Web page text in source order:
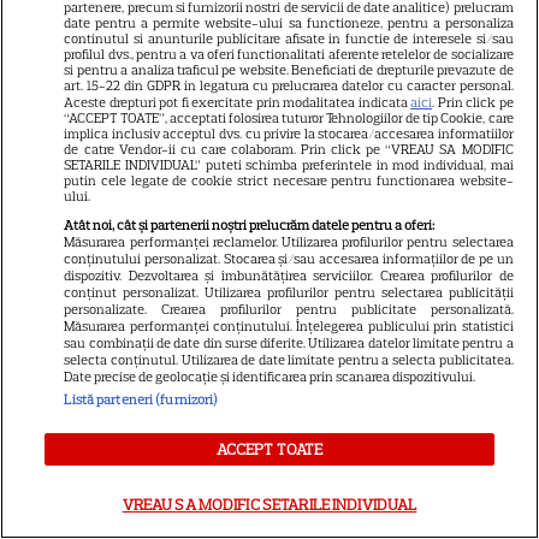
Sitemap
NUMĂRUL CURENT
ABONEAZA-TE LA REVISTĂ
Libertatea
Libertatea pentru femei
Știri mondene
Elle
partenere, precum si furnizorii nostri de servicii de date analitice) prelucram
date pentru a permite website-ului sa functioneze, pentru a personaliza
continutul si anunturile publicitare afisate in functie de interesele si/sau
profilul dvs., pentru a va oferi functionalitati aferente retelelor de socializare
si pentru a analiza traficul pe website. Beneficiati de drepturile prevazute de
art. 15-22 din GDPR in legatura cu prelucrarea datelor cu caracter personal.
Aceste drepturi pot fi exercitate prin modalitatea indicataaici. Prin click pe
“ACCEPT TOATE”, acceptati folosirea tuturor Tehnologiilor de tip Cookie, care
implica inclusiv acceptul dvs. cu privire la stocarea/accesarea informatiilor
de catre Vendor-ii cu care colaboram. Prin click pe “VREAU SA MODIFIC
SETARILE INDIVIDUAL” puteti schimba preferintele in mod individual, mai
putin cele legate de cookie strict necesare pentru functionarea website-
ului.
Atât noi, cât și partenerii noștri prelucrăm datele pentru a oferi:
Măsurarea performanței reclamelor. Utilizarea profilurilor pentru selectarea
conținutului personalizat. Stocarea și/sau accesarea informațiilor de pe un
dispozitiv. Dezvoltarea și îmbunătățirea serviciilor. Crearea profilurilor de
conținut personalizat. Utilizarea profilurilor pentru selectarea publicității
personalizate. Crearea profilurilor pentru publicitate personalizată.
Măsurarea performanței conținutului. Înțelegerea publicului prin statistici
sau combinații de date din surse diferite. Utilizarea datelor limitate pentru a
selecta conținutul. Utilizarea de date limitate pentru a selecta publicitatea.
Date precise de geolocație și identificarea prin scanarea dispozitivului.
Listă parteneri (furnizori)
ACCEPT TOATE
VREAU SA MODIFIC SETARILE INDIVIDUAL